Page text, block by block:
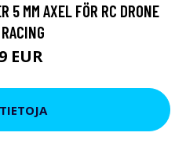
5 MM AXEL FÖR RC DRONE
EUR